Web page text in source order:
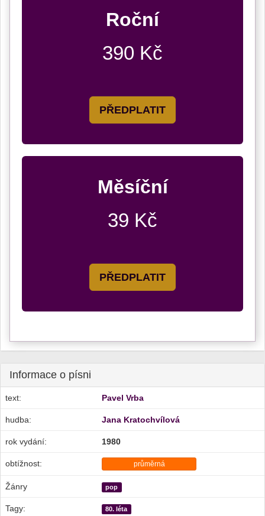
Roční
390 Kč
PŘEDPLATIT
Měsíční
39 Kč
PŘEDPLATIT
Informace o písni
text: Pavel Vrba
hudba: Jana Kratochvílová
rok vydání: 1980
obtížnost: průměrná
Žánry pop
Tagy: 80. léta